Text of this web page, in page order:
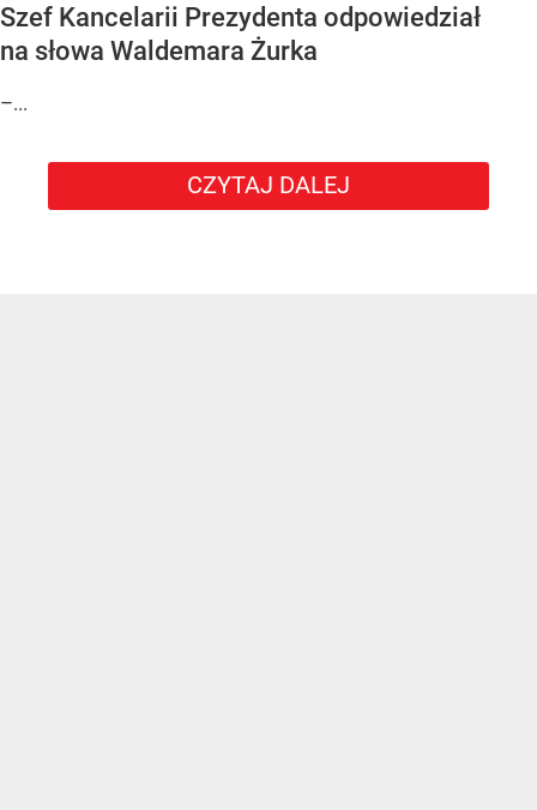
Szef Kancelarii Prezydenta odpowiedział
na słowa Waldemara Żurka
–...
CZYTAJ DALEJ